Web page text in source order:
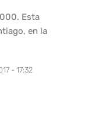
Esta
en la
- 17:32